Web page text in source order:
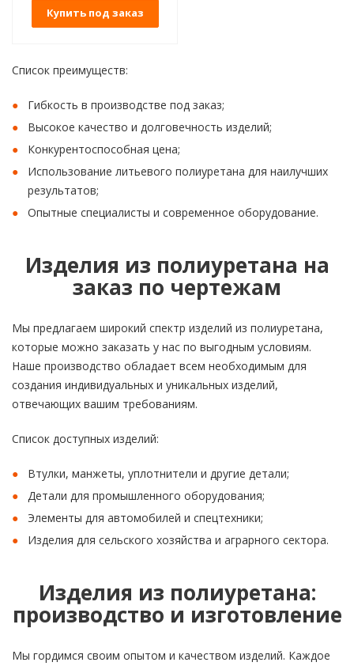
Купить под заказ
Список преимуществ:
Гибкость в производстве под заказ;
Высокое качество и долговечность изделий;
Конкурентоспособная цена;
Использование литьевого полиуретана для наилучших
результатов;
Опытные специалисты и современное оборудование.
Изделия из полиуретана на
заказ по чертежам
Мы предлагаем широкий спектр изделий из полиуретана,
которые можно заказать у нас по выгодным условиям.
Наше производство обладает всем необходимым для
создания индивидуальных и уникальных изделий,
отвечающих вашим требованиям.
Список доступных изделий:
Втулки, манжеты, уплотнители и другие детали;
Детали для промышленного оборудования;
Элементы для автомобилей и спецтехники;
Изделия для сельского хозяйства и аграрного сектора.
Изделия из полиуретана:
производство и изготовление
Мы гордимся своим опытом и качеством изделий. Каждое